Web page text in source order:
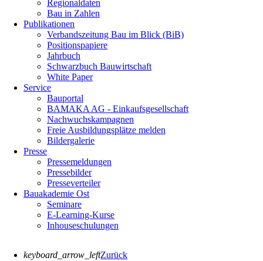
Regionaldaten
Bau in Zahlen
Publikationen
Verbandszeitung Bau im Blick (BiB)
Positionspapiere
Jahrbuch
Schwarzbuch Bauwirtschaft
White Paper
Service
Bauportal
BAMAKA AG - Einkaufsgesellschaft
Nachwuchskampagnen
Freie Ausbildungsplätze melden
Bildergalerie
Presse
Pressemeldungen
Pressebilder
Presseverteiler
Bauakademie Ost
Seminare
E-Learning-Kurse
Inhouseschulungen
keyboard_arrow_leftZurück